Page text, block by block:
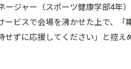
ージャー（スポーツ健康学部4年
ービスで会場を沸かせた上で、
せずに応援してください」と控